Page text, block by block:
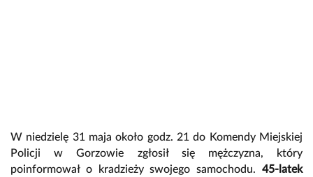
W niedzielę 31 maja około godz. 21 do Komendy Miejskiej
Policji w Gorzowie zgłosił się mężczyzna, który
poinformował o kradzieży swojego samochodu. 45-latek